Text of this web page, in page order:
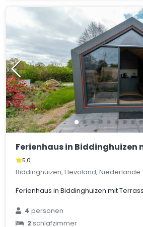
Ferienhaus in Biddinghuizen
5,0
Biddinghuizen, Flevoland, Niederlande
Ferienhaus in Biddinghuizen mit
4personen
2schlafzimmer